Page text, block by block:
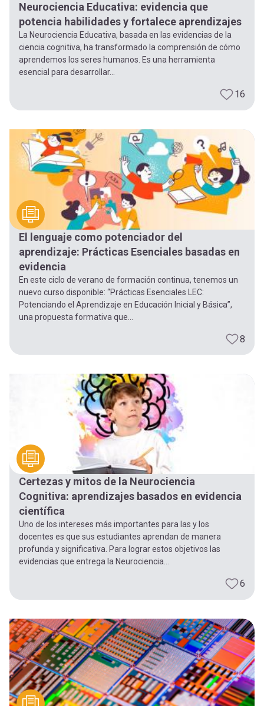
entrar
cuenta
Neurociencia Educativa: evidencia que
potencia habilidades y fortalece aprendizajes
La Neurociencia Educativa, basada en las evidencias de la
ciencia cognitiva, ha transformado la comprensión de cómo
aprendemos los seres humanos. Es una herramienta
esencial para desarrollar...
16
El lenguaje como potenciador del
aprendizaje: Prácticas Esenciales basadas en
evidencia
En este ciclo de verano de formación continua, tenemos un
nuevo curso disponible: “Prácticas Esenciales LEC:
Potenciando el Aprendizaje en Educación Inicial y Básica”,
una propuesta formativa que...
8
Certezas y mitos de la Neurociencia
Cognitiva: aprendizajes basados en evidencia
científica
Uno de los intereses más importantes para las y los
docentes es que sus estudiantes aprendan de manera
profunda y significativa. Para lograr estos objetivos las
evidencias que entrega la Neurociencia...
6